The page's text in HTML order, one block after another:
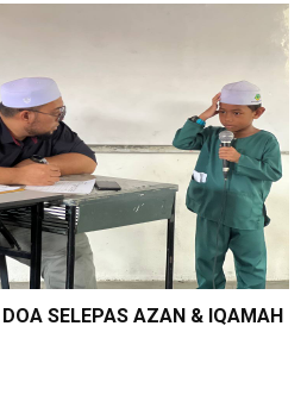
SELEPAS AZAN & IQAMAH